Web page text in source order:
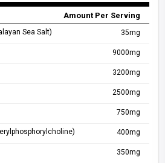
+ Shaker
ĐƠN TRÊN 2 TRIỆU
500ml
Amount Per Serving
Sea Salt) 35mg
9000mg
3200mg
2500mg
750mg
400mg
350mg